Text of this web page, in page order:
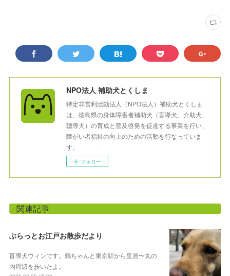
NPO法人 補助犬とくしま
特定非営利活動法人（NPO法人）補助犬とくしま
は、徳島県の身体障害者補助犬（盲導犬、介助犬、
聴導犬）の育成と普及啓発を促進する事業を行い、
障がい者福祉の向上のための活動を行なっていま
す。
フォロー
関連記事
ぶらっとお江戸お散歩だより
盲導犬ウィンです。鶴ちゃんと東京駅から皇居〜丸の
内周辺を歩いたよ。